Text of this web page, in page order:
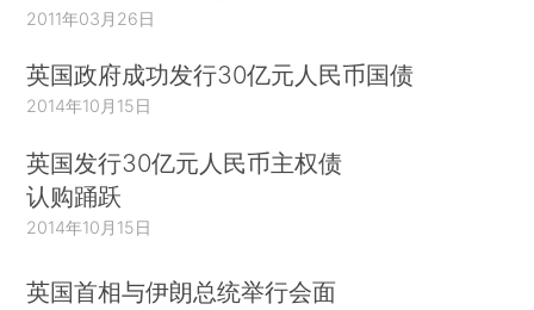
2011年03月26日
英国政府成功发行30亿元人民币国债
2014年10月15日
英国发行30亿元人民币主权债
认购踊跃
2014年10月15日
英国首相与伊朗总统举行会面